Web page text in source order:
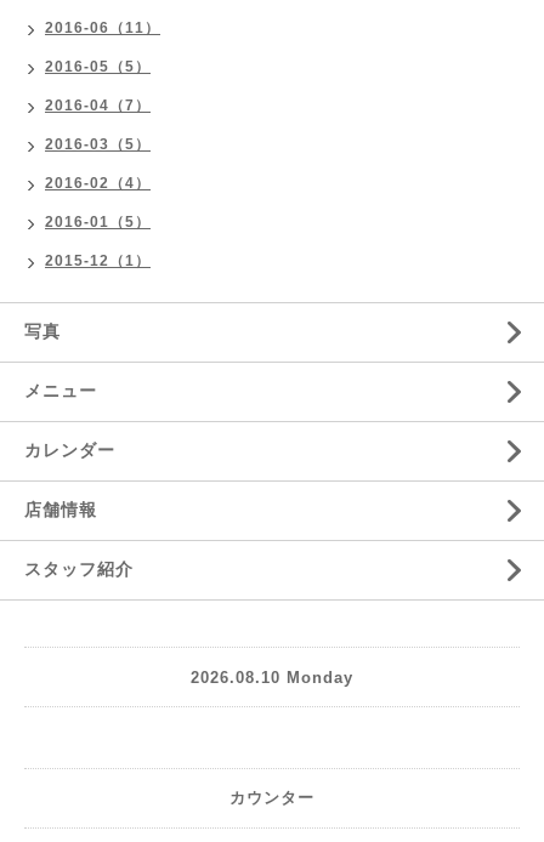
2016-06（11）
2016-05（5）
2016-04（7）
2016-03（5）
2016-02（4）
2016-01（5）
2015-12（1）
写真
メニュー
カレンダー
店舗情報
スタッフ紹介
2026.08.10 Monday
カウンター